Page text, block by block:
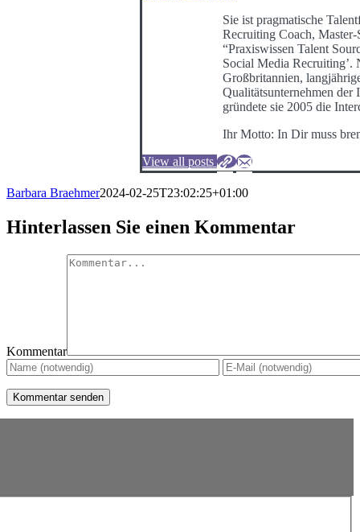
Sie ist pragmatische
Recruiting Coach,
“Praxiswissen Talent
Social Media
Großbritannien,
Qualitätsunternehmen der
gründete sie 2005 die
Ihr Motto: In Dir muss
View all posts
Barbara Braehmer2024-02-25T23:02:25+01:00
Hinterlassen Sie einen Kommentar
Kommentar